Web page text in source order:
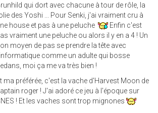
qui dort avec chacune à tour de rôle, la
des Yoshi ... Pour Senki, j'ai vraiment cru à
house et pas à une peluche
Enfin c'est
vraiment une peluche ou alors il y en a 4 ! Un
moyen de pas se prendre la tête avec
comme un adulte qui bosse
moi ça me va très bien !
ma préférée, c'est la vache d'Harvest Moon de
roger ! J'ai adoré ce jeu à l'époque sur
! Et les vaches sont trop mignones